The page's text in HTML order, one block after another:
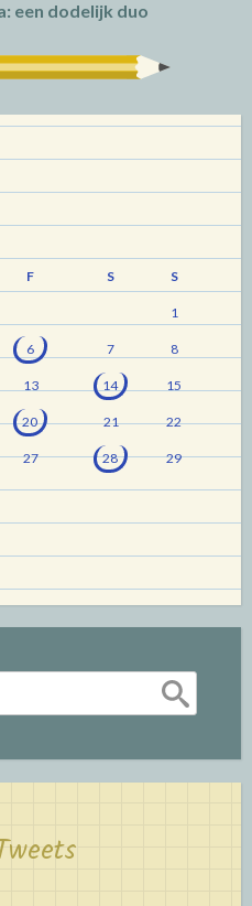
een dodelijk duo
F S S
1
6 7 8
13 14 15
20 21 22
27 28 29